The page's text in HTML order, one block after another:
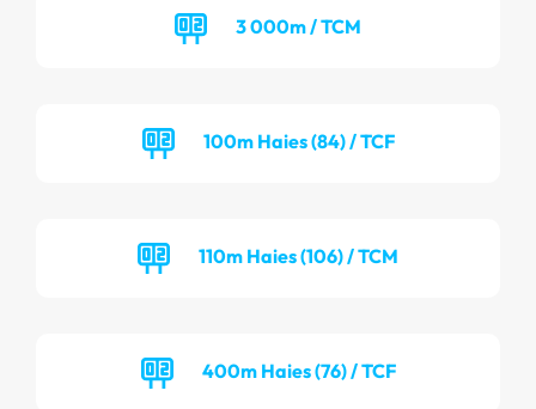
3 000m / TCM
100m Haies (84) / TCF
110m Haies (106) / TCM
400m Haies (76) / TCF